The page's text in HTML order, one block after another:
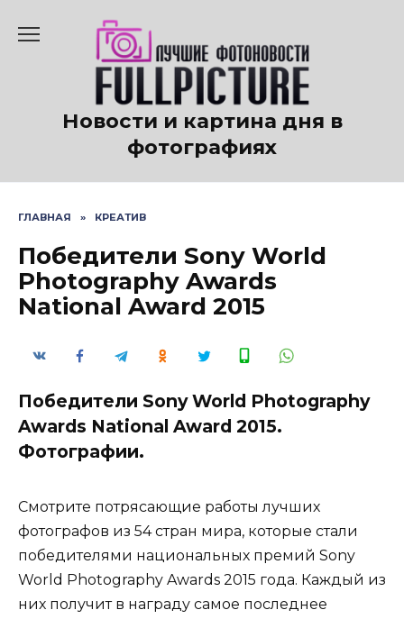
содержанию
Новости и картина дня в
фотографиях
ГЛАВНАЯ » КРЕАТИВ
Победители Sony World
Photography Awards
National Award 2015
Победители Sony World Photography
Awards National Award 2015.
Фотографии.
Смотрите потрясающие работы лучших
фотографов из 54 стран мира, которые стали
победителями национальных премий Sony
World Photography Awards 2015 года. Каждый из
них получит в награду самое последнее